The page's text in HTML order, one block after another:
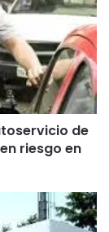
de
riesgo en